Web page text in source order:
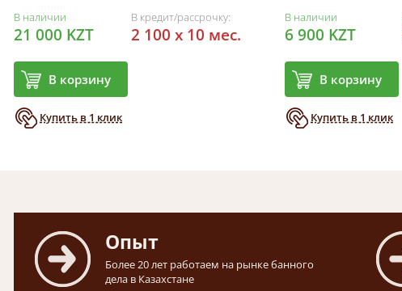
В наличии
21 000 KZT
В корзину
Купить в 1 клик
В кредит/рассрочку:
2 100 x 10 мес.
В наличии
6 900 KZT
В корзину
Купить в 1 клик
Опыт
Более 20 лет работаем на рынке банного
дела в Казахстане